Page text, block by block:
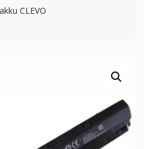
CLEVO